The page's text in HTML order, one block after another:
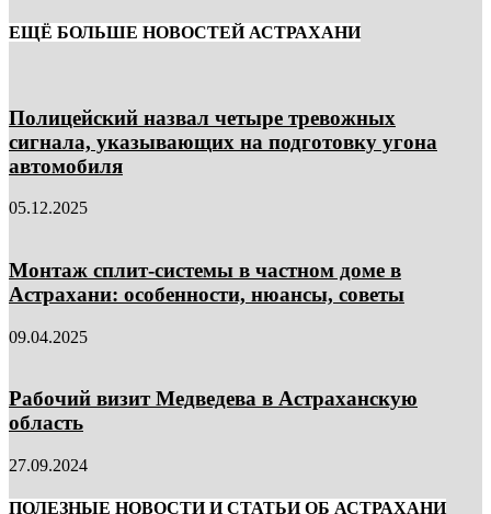
ЕЩЁ БОЛЬШЕ НОВОСТЕЙ АСТРАХАНИ
Полицейский назвал четыре тревожных
сигнала, указывающих на подготовку угона
автомобиля
05.12.2025
Монтаж сплит-системы в частном доме в
Астрахани: особенности, нюансы, советы
09.04.2025
Рабочий визит Медведева в Астраханскую
область
27.09.2024
ПОЛЕЗНЫЕ НОВОСТИ И СТАТЬИ ОБ АСТРАХАНИ